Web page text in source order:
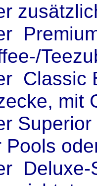
Classic
mit
Pools
Deluxe-